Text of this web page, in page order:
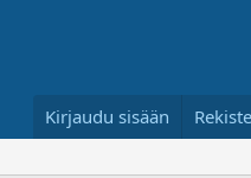
Kirjaudu sisään